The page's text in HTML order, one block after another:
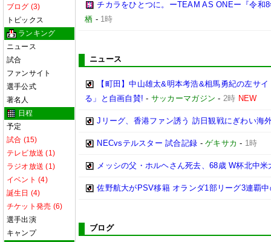
ブログ (3)
トピックス
ランキング
ニュース
試合
ファンサイト
選手公式
著名人
日程
予定
試合 (15)
テレビ放送 (1)
ラジオ放送 (1)
イベント (4)
誕生日 (4)
チケット発売 (6)
選手出演
キャンプ
チカラをひとつに。ーTEAM AS ONEー『令和
栖 - 1時
ニュース
【町田】中山雄太&明本考浩&相馬勇紀の左サ
る」と自画自賛! - サッカーマガジン - 2時 NEW
Jリーグ、香港ファン誘う 訪日観戦にぎわい海
NECvsテルスター 試合記録 -ゲキサカ - 1時
メッシの父・ホルヘさん死去、68歳 W杯北中
佐野航大がPSV移籍 オランダ1部リーグ3連覇
ブログ